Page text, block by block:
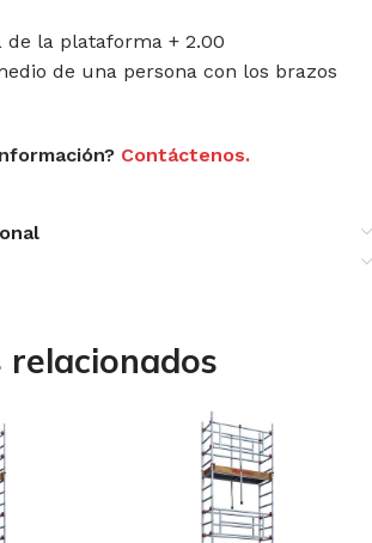
la plataforma + 2.00
de una persona con los brazos
Contáctenos.